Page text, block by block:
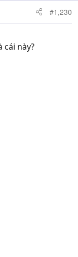
#1,230
cái này?